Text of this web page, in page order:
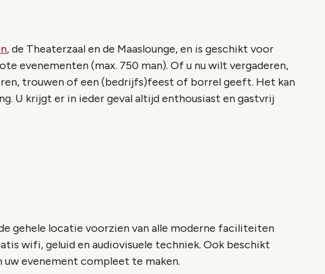
, de Theaterzaal en de Maaslounge, en is geschikt voor
evenementen (max. 750 man). Of u nu wilt vergaderen,
trouwen of een (bedrijfs)feest of borrel geeft. Het kan
U krijgt er in ieder geval altijd enthousiast en gastvrij
gehele locatie voorzien van alle moderne faciliteiten
wifi, geluid en audiovisuele techniek. Ook beschikt
evenement compleet te maken.